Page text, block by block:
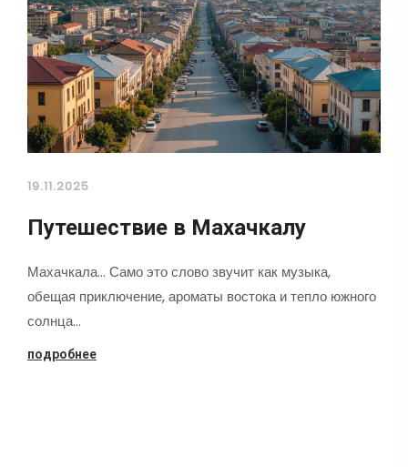
19.11.2025
Путешествие в Махачкалу
Махачкала... Само это слово звучит как музыка,
обещая приключение, ароматы востока и тепло южного
солнца…
подробнее